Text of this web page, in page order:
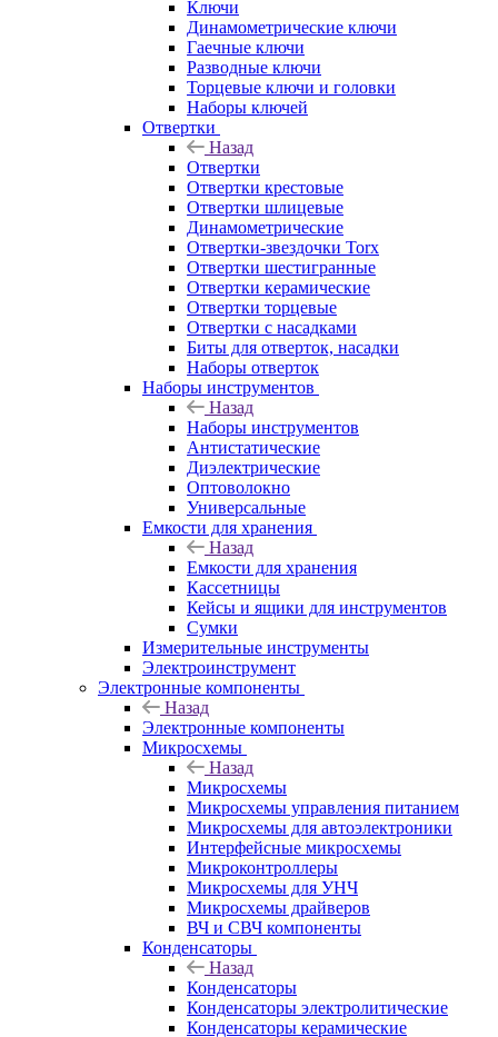
Ключи
Динамометрические ключи
Гаечные ключи
Разводные ключи
Торцевые ключи и головки
Наборы ключей
Отвертки
Назад
Отвертки
Отвертки крестовые
Отвертки шлицевые
Динамометрические
Отвертки-звездочки Torx
Отвертки шестигранные
Отвертки керамические
Отвертки торцевые
Отвертки с насадками
Биты для отверток, насадки
Наборы отверток
Наборы инструментов
Назад
Наборы инструментов
Антистатические
Диэлектрические
Оптоволокно
Универсальные
Емкости для хранения
Назад
Емкости для хранения
Кассетницы
Кейсы и ящики для инструментов
Сумки
Измерительные инструменты
Электроинструмент
Электронные компоненты
Назад
Электронные компоненты
Микросхемы
Назад
Микросхемы
Микросхемы управления питанием
Микросхемы для автоэлектроники
Интерфейсные микросхемы
Микроконтроллеры
Микросхемы для УНЧ
Микросхемы драйверов
ВЧ и СВЧ компоненты
Конденсаторы
Назад
Конденсаторы
Конденсаторы электролитические
Конденсаторы керамические